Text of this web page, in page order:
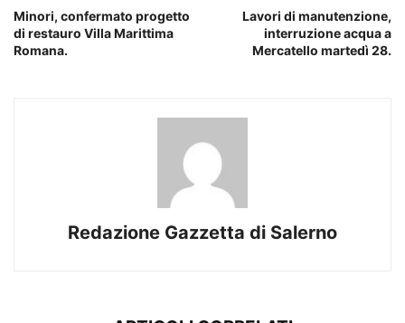
Minori, confermato progetto
di restauro Villa Marittima
Romana.
Lavori di manutenzione,
interruzione acqua a
Mercatello martedì 28.
Redazione Gazzetta di Salerno